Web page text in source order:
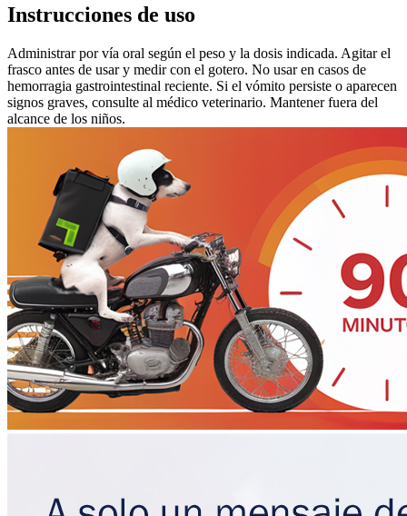
Instrucciones de uso
Administrar por vía oral según el peso y la dosis indicada. Agitar el
frasco antes de usar y medir con el gotero. No usar en casos de
hemorragia gastrointestinal reciente. Si el vómito persiste o aparecen
signos graves, consulte al médico veterinario. Mantener fuera del
alcance de los niños.